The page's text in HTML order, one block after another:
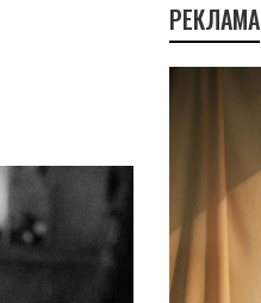
РЕКЛАМА